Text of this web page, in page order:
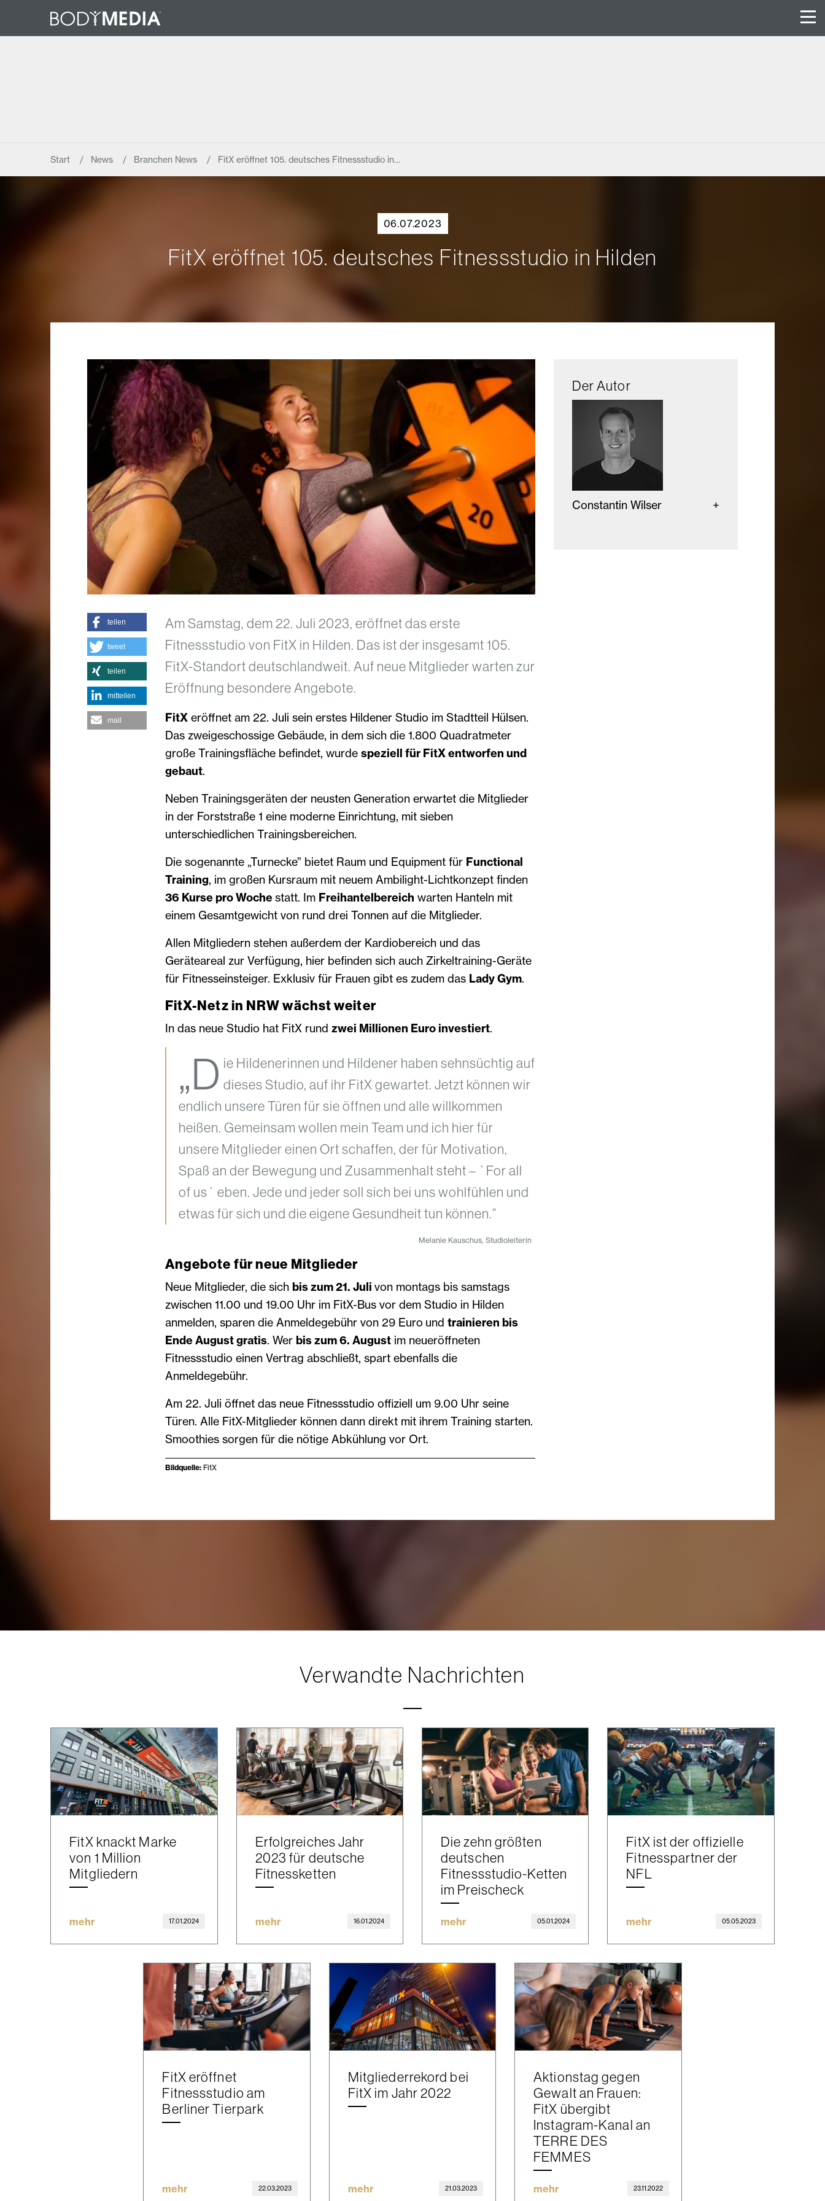
Start News Branchen News FitX eröffnet 105. deutsches Fitnessstudio in…
06.07.2023
FitX eröffnet 105. deutsches Fitnessstudio in Hilden
Am Samstag, dem 22. Juli 2023, eröffnet das erste
Fitnessstudio von FitX in Hilden. Das ist der insgesamt 105.
FitX-Standort deutschlandweit. Auf neue Mitglieder warten zur
Eröffnung besondere Angebote.
FitXeröffnet am 22. Juli sein erstes Hildener Studio im Stadtteil Hülsen.
Das zweigeschossige Gebäude, in dem sich die 1.800 Quadratmeter
große Trainingsfläche befindet, wurde speziell für FitX entworfen und
gebaut.
Neben Trainingsgeräten der neusten Generation erwartet die Mitglieder
in der Forststraße 1 eine moderne Einrichtung, mit sieben
unterschiedlichen Trainingsbereichen.
Die sogenannte „Turnecke” bietet Raum und Equipment für Functional
Training, im großen Kursraum mit neuem Ambilight-Lichtkonzept finden
36 Kurse pro Wochestatt. Im Freihantelbereich warten Hanteln mit
einem Gesamtgewicht von rund drei Tonnen auf die Mitglieder.
Allen Mitgliedern stehen außerdem der Kardiobereich und das
Geräteareal zur Verfügung, hier befinden sich auch Zirkeltraining-Geräte
für Fitnesseinsteiger. Exklusiv für Frauen gibt es zudem das Lady Gym.
FitX-Netz in NRW wächst weiter
In das neue Studio hat FitX rund zwei Millionen Euro investiert.
„D ie Hildenerinnen und Hildener haben sehnsüchtig auf
dieses Studio, auf ihr FitX gewartet. Jetzt können wir
endlich unsere Türen für sie öffnen und alle willkommen
heißen. Gemeinsam wollen mein Team und ich hier für
unsere Mitglieder einen Ort schaffen, der für Motivation,
Spaß an der Bewegung und Zusammenhalt steht – `For all
of us´ eben. Jede und jeder soll sich bei uns wohlfühlen und
etwas für sich und die eigene Gesundheit tun können.”
Melanie Kauschus, Studioleiterin
Angebote für neue Mitglieder
Neue Mitglieder, die sich bis zum 21. Juli von montags bis samstags
zwischen 11.00 und 19.00 Uhr im FitX-Bus vor dem Studio in Hilden
anmelden, sparen die Anmeldegebühr von 29 Euro und trainieren bis
Ende August gratis. Wer bis zum 6. Augustim neueröffneten
Fitnessstudio einen Vertrag abschließt, spart ebenfalls die
Anmeldegebühr.
Am 22. Juli öffnet das neue Fitnessstudio offiziell um 9.00 Uhr seine
Türen. Alle FitX-Mitglieder können dann direkt mit ihrem Training starten.
Smoothies sorgen für die nötige Abkühlung vor Ort.
Bildquelle:FitX
teilen
tweet
teilen
mitteilen
mail
Der Autor
Constantin Wilser
Verwandte Nachrichten
FitX knackt Marke
von 1 Million
Mitgliedern
mehr 17.01.2024
Erfolgreiches Jahr
2023 für deutsche
Fitnessketten
mehr 16.01.2024
Die zehn größten
deutschen
Fitnessstudio-Ketten
im Preischeck
mehr 05.01.2024
FitX ist der offizielle
Fitnesspartner der
NFL
mehr 05.05.2023
FitX eröffnet
Fitnessstudio am
Berliner Tierpark
mehr 22.03.2023
Mitgliederrekord bei
FitX im Jahr 2022
mehr 21.03.2023
Aktionstag gegen
Gewalt an Frauen:
FitX übergibt
Instagram-Kanal an
TERRE DES
FEMMES
mehr 23.11.2022